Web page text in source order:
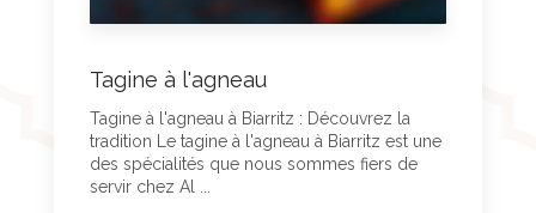
Tagine à l'agneau
Tagine à l'agneau à Biarritz : Découvrez la
tradition Le tagine à l'agneau à Biarritz est une
des spécialités que nous sommes fiers de
servir chez Al ...